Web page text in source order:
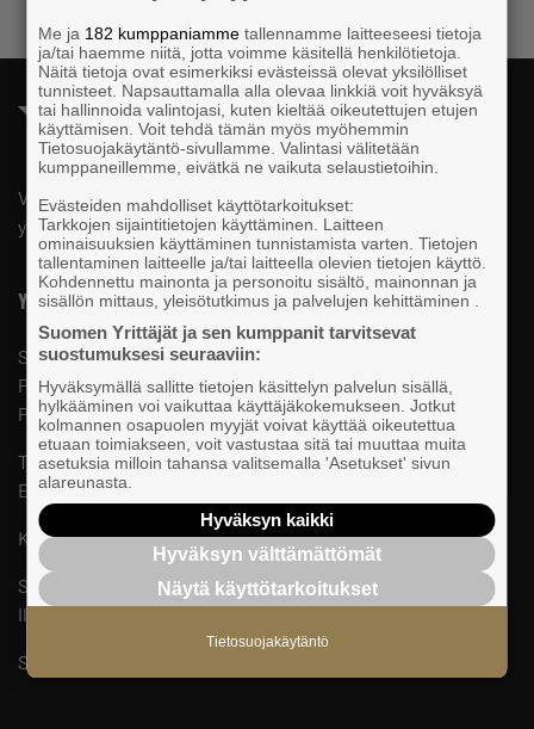
Valtakunnallista, alueellista ja paikallista vaikuttamista pk-
yrittäjien puolesta.
Yhteystiedot
Suomen Yrittäjät
PL 999, 00101 HELSINKI
Puhelinvaihde 09 229 221
Tietosuojaseloste ja evästeet
Evästeasetukset
Keskusjärjestön yhteystiedot ja henkilöstö
Suomen Yrittäjien sisäinen ilmoituskanava
Ilmoituskanavan ohjeet ja tietosuoja
Suomen Yrittäjien vaikuttamistoiminnan tietosuojaseloste
Me ja 182 kumppaniamme tallennamme laitteeseesi tietoja
ja/tai haemme niitä, jotta voimme käsitellä henkilötietoja.
Näitä tietoja ovat esimerkiksi evästeissä olevat yksilölliset
tunnisteet. Napsauttamalla alla olevaa linkkiä voit hyväksyä
tai hallinnoida valintojasi, kuten kieltää oikeutettujen etujen
käyttämisen. Voit tehdä tämän myös myöhemmin
Tietosuojakäytäntö-sivullamme. Valintasi välitetään
kumppaneillemme, eivätkä ne vaikuta selaustietoihin.
Evästeiden mahdolliset käyttötarkoitukset:
Tarkkojen sijaintitietojen käyttäminen. Laitteen
ominaisuuksien käyttäminen tunnistamista varten. Tietojen
tallentaminen laitteelle ja/tai laitteella olevien tietojen käyttö.
Kohdennettu mainonta ja personoitu sisältö, mainonnan ja
sisällön mittaus, yleisötutkimus ja palvelujen kehittäminen .
Suomen Yrittäjät ja sen kumppanit tarvitsevat
suostumuksesi seuraaviin:
Hyväksymällä sallitte tietojen käsittelyn palvelun sisällä,
hylkääminen voi vaikuttaa käyttäjäkokemukseen. Jotkut
kolmannen osapuolen myyjät voivat käyttää oikeutettua
etuaan toimiakseen, voit vastustaa sitä tai muuttaa muita
asetuksia milloin tahansa valitsemalla 'Asetukset' sivun
alareunasta.
Hyväksyn kaikki
Hyväksyn välttämättömät
Näytä käyttötarkoitukset
Tietosuojakäytäntö